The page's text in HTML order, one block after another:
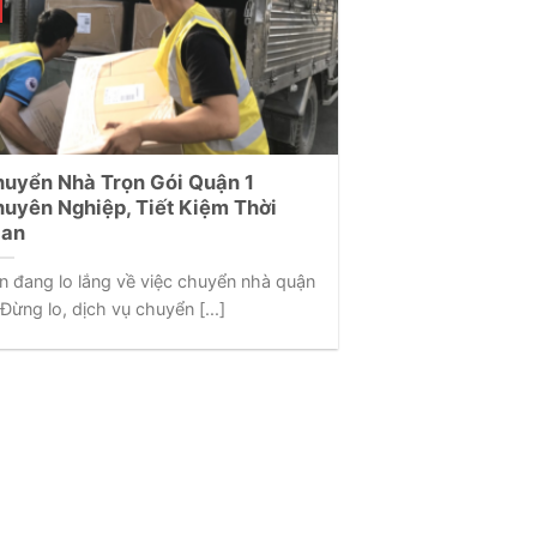
Nhà Trọn Gói Quận 1
Nghiệp, Tiết Kiệm Thời
đang lo lắng về việc chuyển nhà quận
lo, dịch vụ chuyển [...]